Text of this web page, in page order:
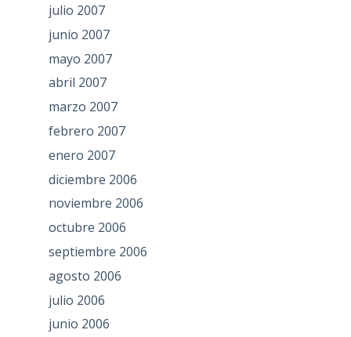
julio 2007
junio 2007
mayo 2007
abril 2007
marzo 2007
febrero 2007
enero 2007
diciembre 2006
noviembre 2006
octubre 2006
septiembre 2006
agosto 2006
julio 2006
junio 2006